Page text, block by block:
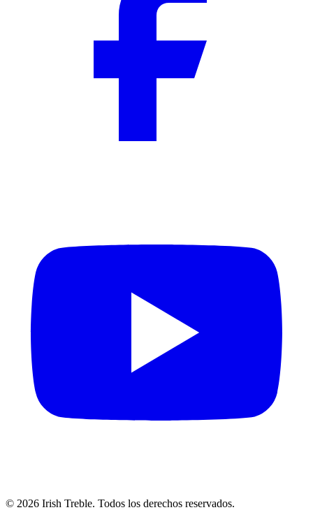
© 2026 Irish Treble. Todos los derechos reservados.